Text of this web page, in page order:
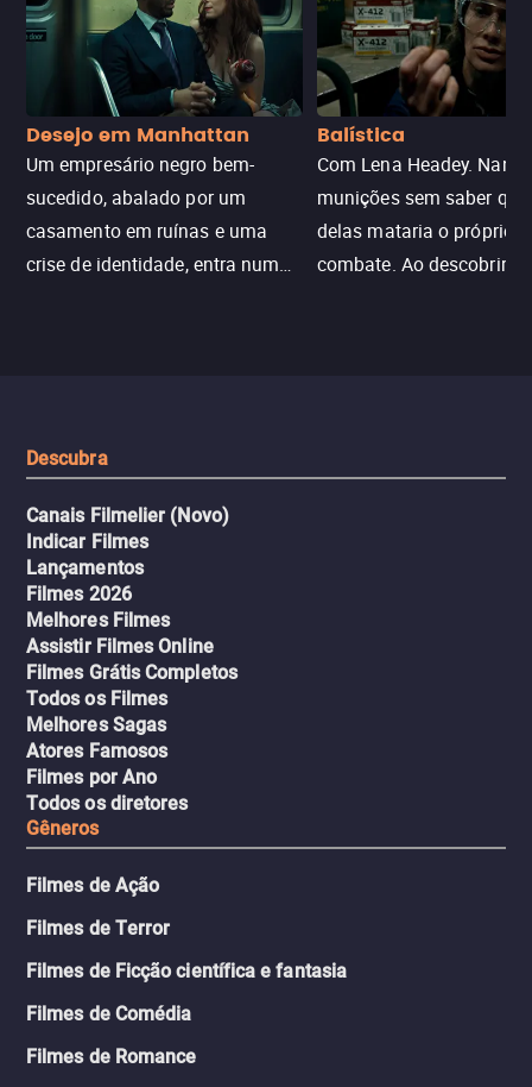
Desejo em Manhattan
Um empresário negro bem-
sucedido, abalado por um
casamento em ruínas e uma
crise de identidade, entra num
Balística
Com Lena Headey.
munições sem saber
delas mataria o próprio
combate. Ao descobrir a
Descubra
Canais Filmelier (Novo)
Indicar Filmes
Lançamentos
Filmes 2026
Melhores Filmes
Assistir Filmes Online
Filmes Grátis Completos
Todos os Filmes
Melhores Sagas
Atores Famosos
Filmes por Ano
Todos os diretores
Gêneros
Filmes de Ação
Filmes de Terror
Filmes de Ficção científica e fantasia
Filmes de Comédia
Filmes de Romance